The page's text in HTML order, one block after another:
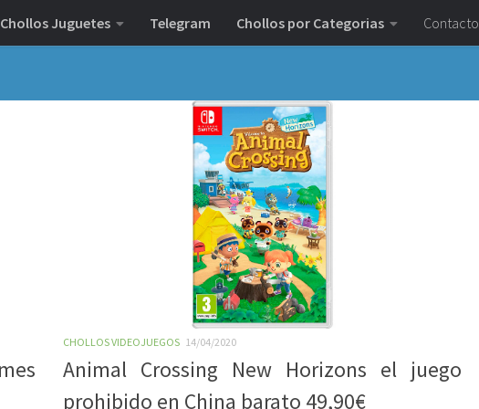
Chollos Juguetes Telegram Chollos por Categorias Contacto
CHOLLOS VIDEOJUEGOS 14/04/2020
Animal Crossing New Horizons el juego
prohibido en China barato 49,90€